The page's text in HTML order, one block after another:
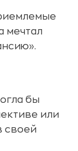
мечтал
бы
или
своей